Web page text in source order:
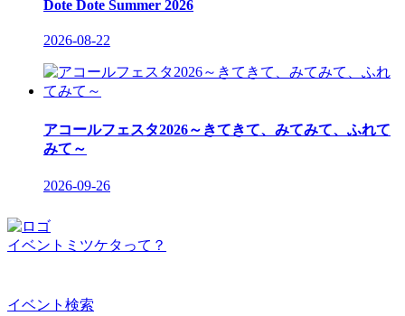
Dote Dote Summer 2026
2026-08-22
アコールフェスタ2026～きてきて、みてみて、ふれて
みて～
2026-09-26
イベントミツケタって？
イベント検索